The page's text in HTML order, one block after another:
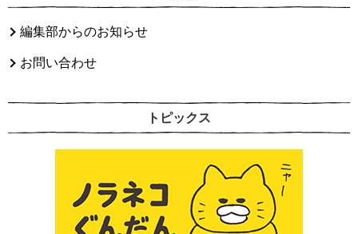
編集部からのお知らせ
お問い合わせ
トピックス